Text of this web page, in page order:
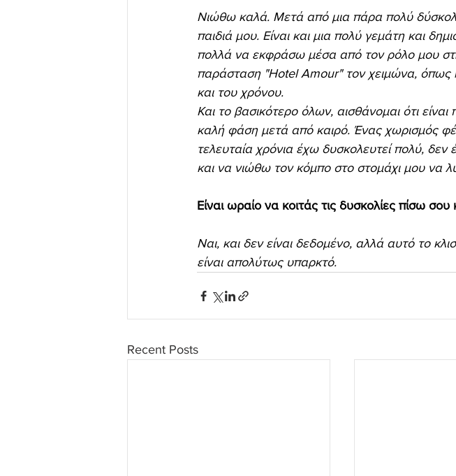
Νιώθω καλά. Μετά από μια πάρα πολύ
παιδιά μου. Είναι και μια πολύ γεμάτη και
πολλά να εκφράσω μέσα από τον ρόλο μου
παράσταση "Hotel Amour" τον χειμώνα, όπως
και του χρόνου.
Και το βασικότερο όλων, αισθάνομαι ότι
καλή φάση μετά από καιρό. Ένας χωρισμός
τελευταία χρόνια έχω δυσκολευτεί πολύ,
και να νιώθω τον κόμπο στο στομάχι μου να
Είναι ωραίο να κοιτάς τις δυσκολίες πίσω
Ναι, και δεν είναι δεδομένο, αλλά αυτό το
είναι απολύτως υπαρκτό.
Recent Posts